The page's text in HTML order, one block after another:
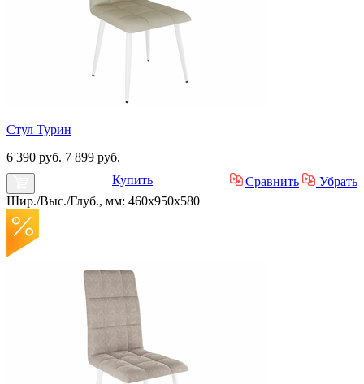
Стул Турин
6 390 руб. 7 899 руб.
Купить
Сравнить
Убрать
Шир./Выс./Глуб., мм: 460x950x580